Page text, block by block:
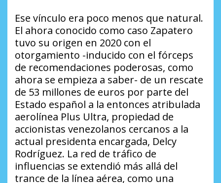
Ese vínculo era poco menos que natural.
El ahora conocido como caso Zapatero
tuvo su origen en 2020 con el
otorgamiento -inducido con el fórceps
de recomendaciones poderosas, como
ahora se empieza a saber- de un rescate
de 53 millones de euros por parte del
Estado español a la entonces atribulada
aerolínea Plus Ultra, propiedad de
accionistas venezolanos cercanos a la
actual presidenta encargada, Delcy
Rodríguez. La red de tráfico de
influencias se extendió más allá del
trance de la línea aérea, como una